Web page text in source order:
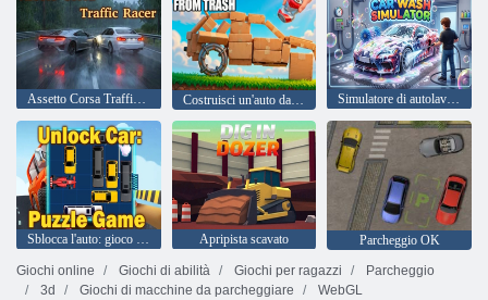
Assetto Corsa Traffic Racer Costruisci un'auto dalla spazzatura Simulatore di autolavaggio
Sblocca l'auto: gioco di puzzle Apripista scavato
Parcheggio OK
Giochi online
Giochi di abilità Giochi per ragazzi
Parcheggio
3d
Giochi di macchine da parcheggiare
WebGL